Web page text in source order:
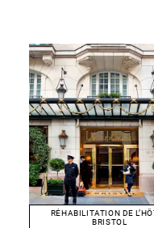
RÉHABILITATION DE
BRISTOL